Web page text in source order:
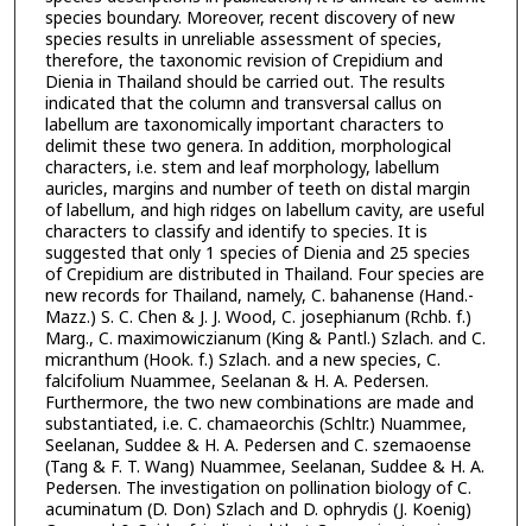
species boundary. Moreover, recent discovery of new
species results in unreliable assessment of species,
therefore, the taxonomic revision of Crepidium and
Dienia in Thailand should be carried out. The results
indicated that the column and transversal callus on
labellum are taxonomically important characters to
delimit these two genera. In addition, morphological
characters, i.e. stem and leaf morphology, labellum
auricles, margins and number of teeth on distal margin
of labellum, and high ridges on labellum cavity, are useful
characters to classify and identify to species. It is
suggested that only 1 species of Dienia and 25 species
of Crepidium are distributed in Thailand. Four species are
new records for Thailand, namely, C. bahanense (Hand.-
Mazz.) S. C. Chen & J. J. Wood, C. josephianum (Rchb. f.)
Marg., C. maximowiczianum (King & Pantl.) Szlach. and C.
micranthum (Hook. f.) Szlach. and a new species, C.
falcifolium Nuammee, Seelanan & H. A. Pedersen.
Furthermore, the two new combinations are made and
substantiated, i.e. C. chamaeorchis (Schltr.) Nuammee,
Seelanan, Suddee & H. A. Pedersen and C. szemaoense
(Tang & F. T. Wang) Nuammee, Seelanan, Suddee & H. A.
Pedersen. The investigation on pollination biology of C.
acuminatum (D. Don) Szlach and D. ophrydis (J. Koenig)